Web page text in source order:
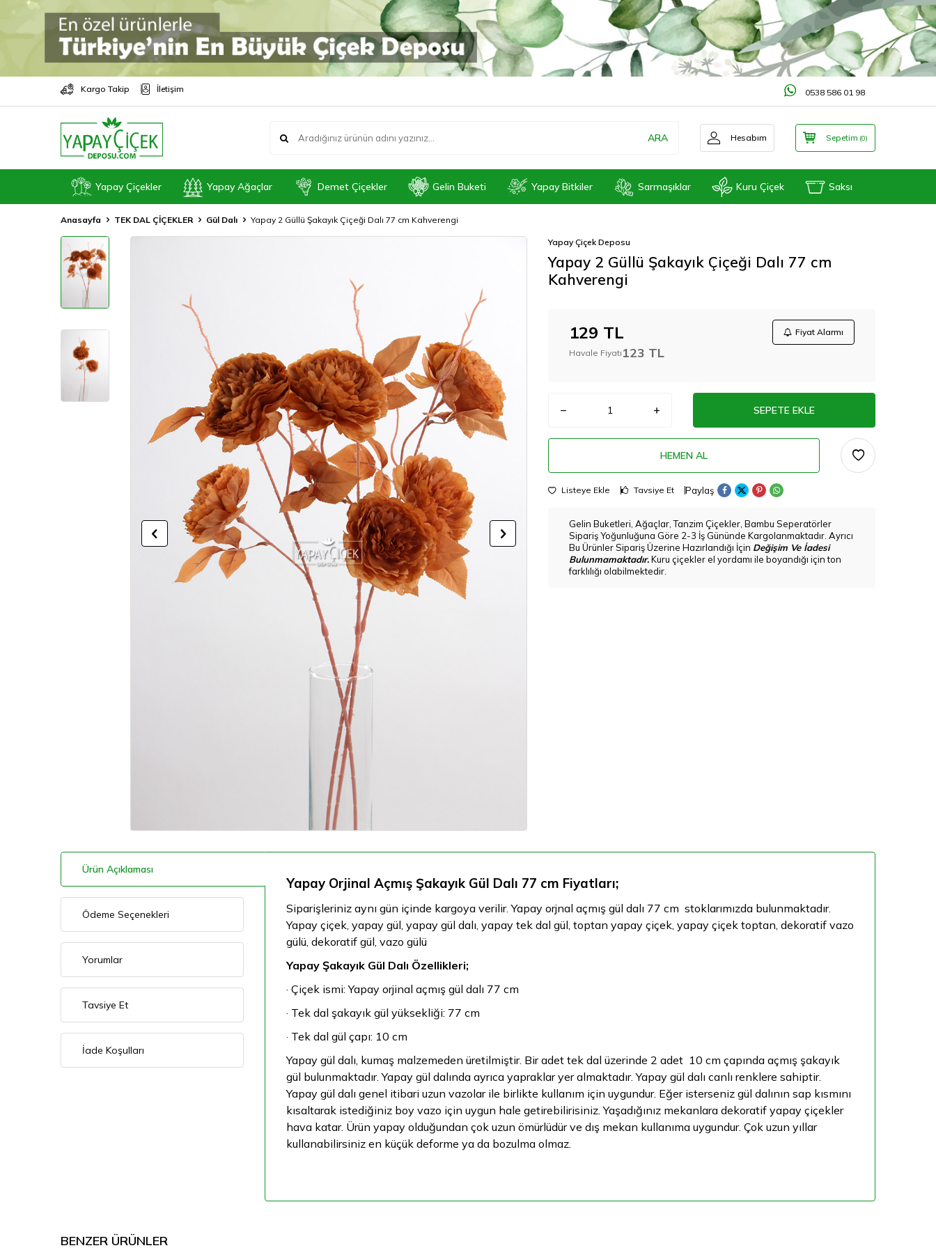
Kargo Takip İletişim 0538 586 01 98
ARA Hesabım Sepetim (0)
Yapay Çiçekler Yapay Ağaçlar Demet Çiçekler Gelin Buketi Yapay Bitkiler Sarmaşıklar Kuru Çiçek Saksı
Anasayfa TEK DAL ÇİÇEKLER Gül Dalı Yapay 2 Güllü Şakayık Çiçeği Dalı 77 cm Kahverengi
Yapay Çiçek Deposu
Yapay 2 Güllü Şakayık Çiçeği Dalı 77 cm
Kahverengi
129 TL
Fiyat Alarmı
Havale Fiyatı 123 TL
SEPETE EKLE
HEMEN AL
Listeye Ekle Tavsiye Et Paylaş
Gelin Buketleri, Ağaçlar, Tanzim Çiçekler, Bambu Seperatörler
Sipariş Yoğunluğuna Göre 2-3 İş Gününde Kargolanmaktadır. Ayrıcı
Bu Ürünler Sipariş Üzerine Hazırlandığı İçin Değişim Ve İadesi
Bulunmamaktadır.Kuru çiçekler el yordamı ile boyandığı için ton
farklılığı olabilmektedir.
Ürün Açıklaması
Ödeme Seçenekleri
Yorumlar
Tavsiye Et
İade Koşulları
Yapay Orjinal Açmış Şakayık Gül Dalı 77 cm Fiyatları;
Siparişleriniz aynı gün içinde kargoya verilir. Yapay orjnal açmış gül dalı 77 cm stoklarımızda bulunmaktadır.
Yapay çiçek, yapay gül, yapay gül dalı, yapay tek dal gül, toptan yapay çiçek, yapay çiçek toptan, dekoratif vazo
gülü, dekoratif gül, vazo gülü
Yapay Şakayık Gül Dalı Özellikleri;
· Çiçek ismi: Yapay orjinal açmış gül dalı 77 cm
· Tek dal şakayık gül yüksekliği: 77 cm
· Tek dal gül çapı: 10 cm
Yapay gül dalı, kumaş malzemeden üretilmiştir. Bir adet tek dal üzerinde 2 adet 10 cm çapında açmış şakayık
gül bulunmaktadır. Yapay gül dalında ayrıca yapraklar yer almaktadır. Yapay gül dalı canlı renklere sahiptir.
Yapay gül dalı genel itibari uzun vazolar ile birlikte kullanım için uygundur. Eğer isterseniz gül dalının sap kısmını
kısaltarak istediğiniz boy vazo için uygun hale getirebilirisiniz. Yaşadığınız mekanlara dekoratif yapay çiçekler
hava katar. Ürün yapay olduğundan çok uzun ömürlüdür ve dış mekan kullanıma uygundur. Çok uzun yıllar
kullanabilirsiniz en küçük deforme ya da bozulma olmaz.
BENZER ÜRÜNLER